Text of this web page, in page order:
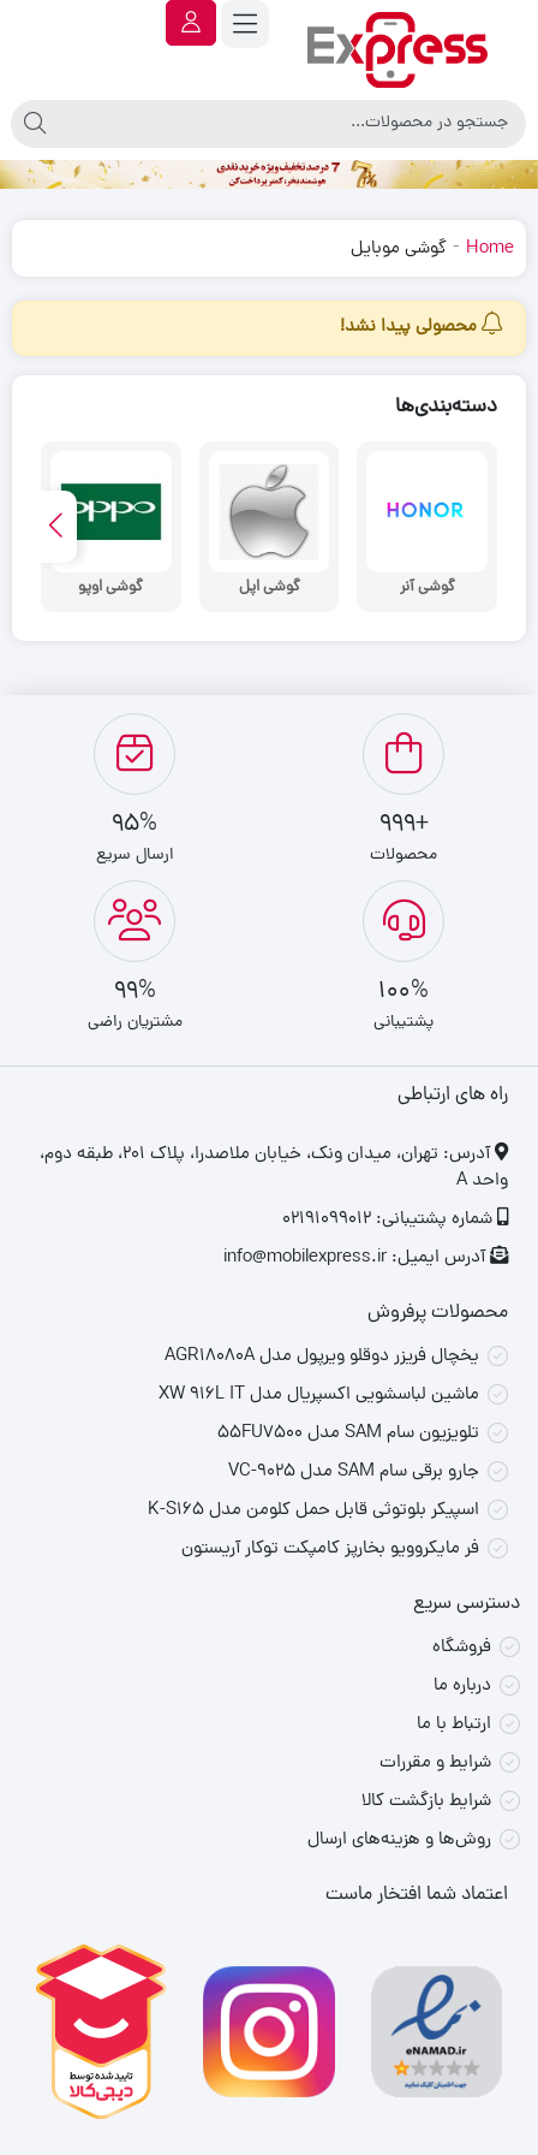
Home
- گوشی موبایل
دسته‌بندی‌ها
گوشی آنر گوشی اپل گوشی اوپو
محصولی پیدا نشد!
+999
محصولات
95%
ارسال سریع
100%
پشتیبانی
99%
مشتریان راضی
راه های ارتباطی
‎آدرس: تهران، میدان ونک، خیابان ملاصدرا، پلاک ۲۰۱، طبقه دوم،
واحد A
شماره پشتیبانی: 02191099012
آدرس ایمیل: info@mobilexpress.ir
محصولات پرفروش
یخچال فریزر دوقلو ویرپول مدل AGR18080A
ماشین لباسشویی اکسپریال مدل XW 916L IT
تلویزیون سام SAM مدل 55FU7500
جارو برقی سام SAM مدل VC-9025
اسپیکر بلوتوثی قابل حمل کلومن مدل K-S165
فر مایکروویو بخارپز کامپکت توکار آریستون
دسترسی سریع
فروشگاه
درباره ما
ارتباط با ما
شرایط و مقررات
شرایط بازگشت کالا
روش‌ها و هزینه‌های ارسال
اعتماد شما افتخار ماست